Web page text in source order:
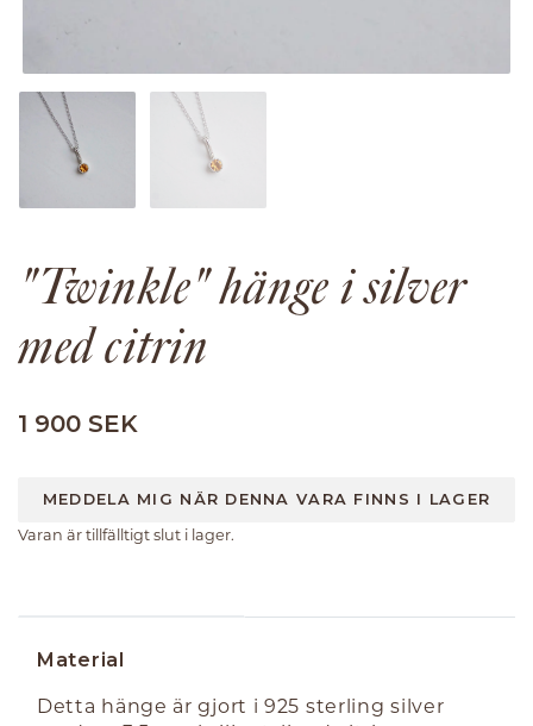
"Twinkle" hänge i silver
med citrin
1 900 SEK
MEDDELA MIG NÄR DENNA VARA FINNS I LAGER
Varan är tillfälltigt slut i lager.
Material
Detta hänge är gjort i 925 sterling silver